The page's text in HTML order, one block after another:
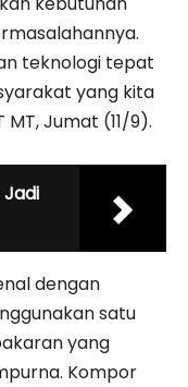
teknologi tepat
yang kita
MT, Jumat (11/9).
dengan
satu
yang
Kompor